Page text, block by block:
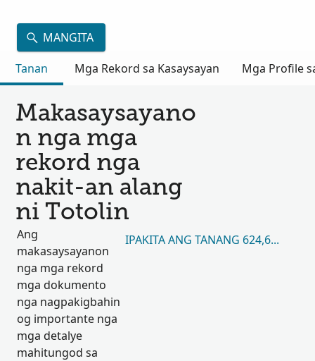
MANGITA
Tanan
Mga Rekord sa Kasaysayan Mga Profile
Makasaysayano
n nga mga
rekord nga
nakit-an alang
ni Totolin
Ang
makasaysayanon
nga mga rekord
mga dokumento
nga nagpakigbahin
og importante nga
mga detalye
mahitungod sa
IPAKITA ANG TANANG 624,616